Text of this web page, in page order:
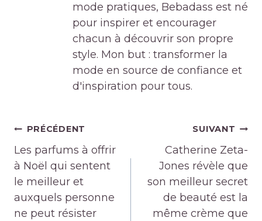
mode pratiques, Bebadass est né
pour inspirer et encourager
chacun à découvrir son propre
style. Mon but : transformer la
mode en source de confiance et
d'inspiration pour tous.
Navigation
de
l’article
PRÉCÉDENT
Les parfums à offrir
à Noël qui sentent
le meilleur et
auxquels personne
ne peut résister
SUIVANT
Catherine Zeta-
Jones révèle que
son meilleur secret
de beauté est la
même crème que